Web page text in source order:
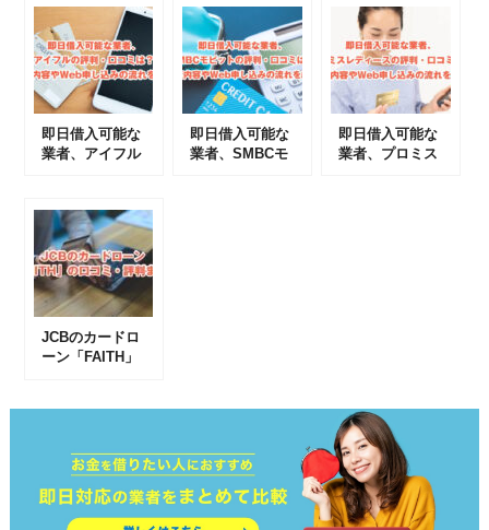
即日借入可能な
業者、アイフル
Web申し込みの
流れを紹介
即日借入可能な
業者、SMBCモ
即日借入可能な
業者、プロミス
JCBのカードロ
ーン「FAITH」